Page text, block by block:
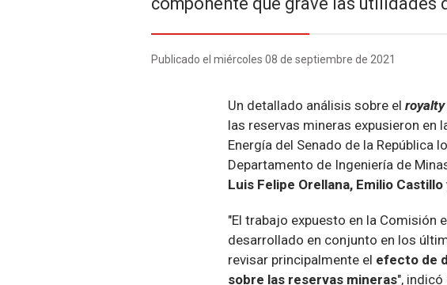
Publicado el miércoles 08 de septiembre de 2021
Un detallado análisis sobre el royalty
las reservas mineras expusieron en
Energía del Senado de la República
Departamento de Ingeniería de
Luis Felipe Orellana, Emilio
"El trabajo expuesto en la Comisión
desarrollado en conjunto en los
revisar principalmente el efecto de
sobre las reservas mineras",